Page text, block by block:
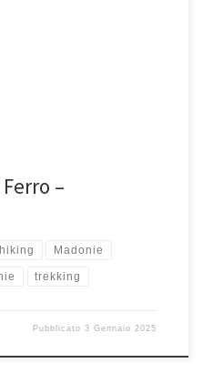
–
hiking Madonie
trekking
Pubblicato3 Gennaio 2025